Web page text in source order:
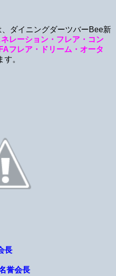
ダイニングダーツバーBee新
レーション・フレア・コン
フレア・ドリーム・オータ
。
長
誉会長